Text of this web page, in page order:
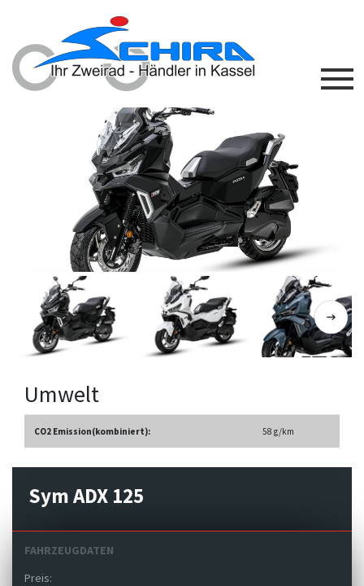
Umwelt
CO2 Emission(kombiniert): 58 g/km
Sym ADX 125
FAHRZEUGDATEN
Preis: